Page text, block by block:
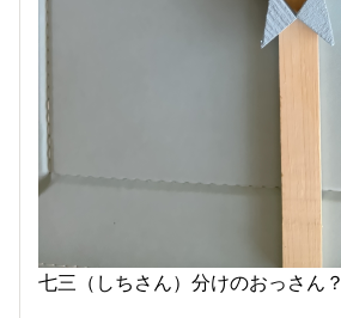
七三（しちさん）分けのおっさん？